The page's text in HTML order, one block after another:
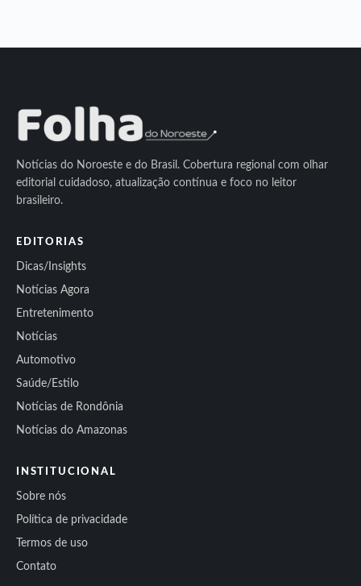
Notícias do Noroeste e do Brasil. Cobertura regional com olhar
editorial cuidadoso, atualização contínua e foco no leitor
brasileiro.
EDITORIAS
Dicas/Insights
Notícias Agora
Entretenimento
Notícias
Automotivo
Saúde/Estilo
Notícias de Rondônia
Notícias do Amazonas
INSTITUCIONAL
Sobre nós
Política de privacidade
Termos de uso
Contato